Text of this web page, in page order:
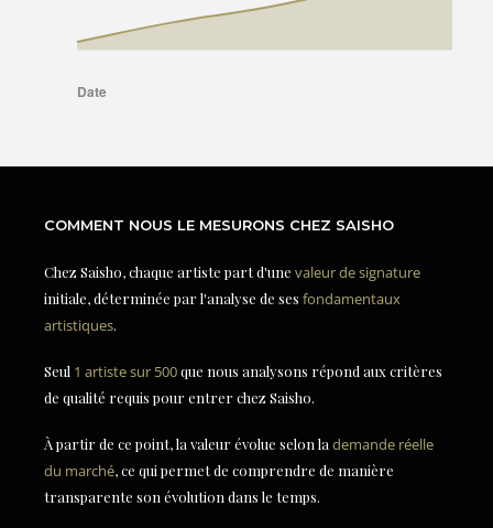
COMMENT NOUS LE MESURONS CHEZ SAISHO
Chez Saisho, chaque artiste part d'une valeur de signature
initiale, déterminée par l'analyse de ses fondamentaux
artistiques.
Seul 1 artiste sur 500que nous analysons répond aux critères
de qualité requis pour entrer chez Saisho.
À partir de ce point, la valeur évolue selon la demande réelle
du marché, ce qui permet de comprendre de manière
transparente son évolution dans le temps.